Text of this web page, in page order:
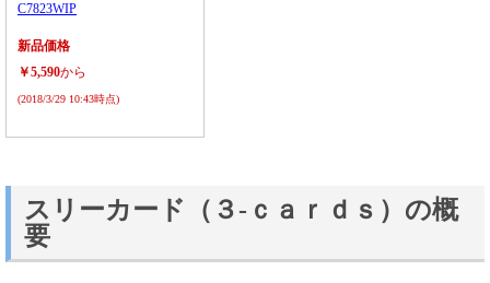
C7823WIP
新品価格
￥5,590から
(2018/3/29 10:43時点)
スリーカード（３‐ｃａｒｄｓ）の概
要